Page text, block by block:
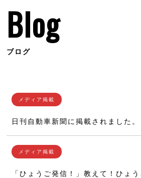
Blog
ブログ
日刊自動車新聞に掲載されました。
「ひょうご発信！」教えて！ひょ